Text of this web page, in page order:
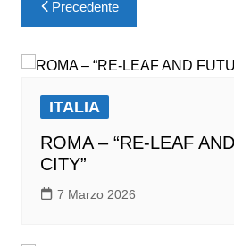
Precedente
ITALIA
ROMA – “RE-LEAF
CITY”
7 Marzo 2026